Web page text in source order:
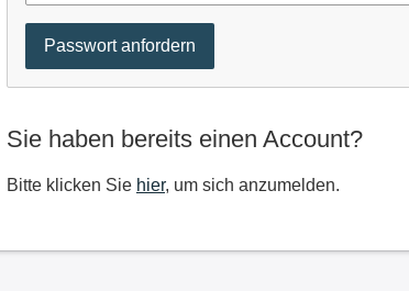
Sie haben bereits einen Account?
Bitte klicken Sie hier, um sich anzumelden.